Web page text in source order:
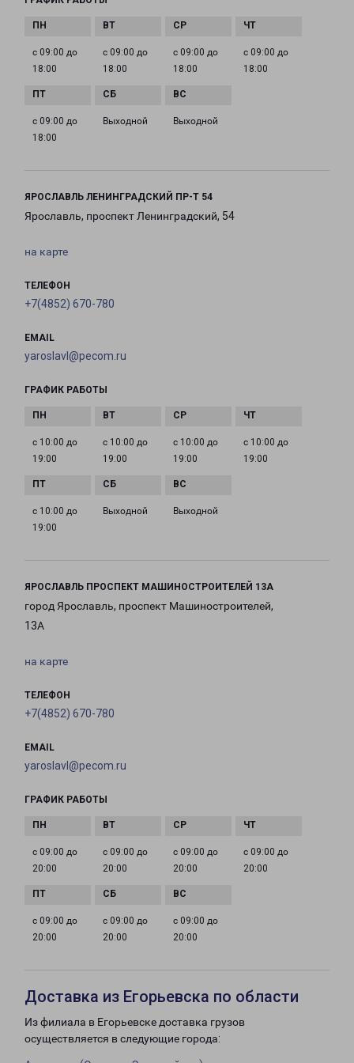
с 09:00 до
18:00
с 09:00 до
18:00
с 09:00 до
18:00
с 09:00 до
18:00
с 09:00 до
18:00
Выходной Выходной
ЯРОСЛАВЛЬ ЛЕНИНГРАДСКИЙ ПР-Т 54
Ярославль, проспект Ленинградский, 54
на карте
ТЕЛЕФОН
+7(4852) 670-780
EMAIL
yaroslavl@pecom.ru
ГРАФИК РАБОТЫ
с 10:00 до
19:00
с 10:00 до
19:00
с 10:00 до
19:00
с 10:00 до
19:00
с 10:00 до
19:00
Выходной Выходной
ЯРОСЛАВЛЬ ПРОСПЕКТ МАШИНОСТРОИТЕЛЕЙ 13А
город Ярославль, проспект Машиностроителей,
13А
на карте
ТЕЛЕФОН
+7(4852) 670-780
EMAIL
yaroslavl@pecom.ru
ГРАФИК РАБОТЫ
с 09:00 до
20:00
с 09:00 до
20:00
с 09:00 до
20:00
с 09:00 до
20:00
с 09:00 до
20:00
с 09:00 до
20:00
с 09:00 до
20:00
Доставка из Егорьевска по области
Из филиала в Егорьевске доставка грузов
осуществляется в следующие города: